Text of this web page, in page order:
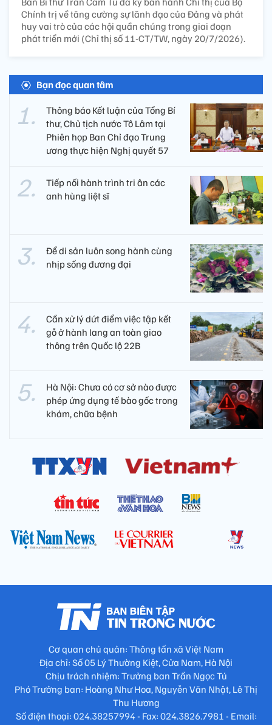
Chính trị về tăng cường sự lãnh đạo của Đảng và phát
huy vai trò của các hội quần chúng trong giai đoạn
phát triển mới (Chỉ thị số 11-CT/TW, ngày 20/7/2026).
Bạn đọc quan tâm
Thông báo Kết luận của Tổng Bí
thư, Chủ tịch nước Tô Lâm tại
Phiên họp Ban Chỉ đạo Trung
ương thực hiện Nghị quyết 57
Tiếp nối hành trình tri ân các
anh hùng liệt sĩ ​
Để di sản luôn song hành cùng
nhịp sống đương đại
Cần xử lý dứt điểm việc tập kết
gỗ ở hành lang an toàn giao
thông trên Quốc lộ 22B
Hà Nội: Chưa có cơ sở nào được
phép ứng dụng tế bào gốc trong
khám, chữa bệnh
Cơ quan chủ quản: Thông tấn xã Việt Nam
Địa chỉ: Số 05 Lý Thường Kiệt, Cửa Nam, Hà Nội